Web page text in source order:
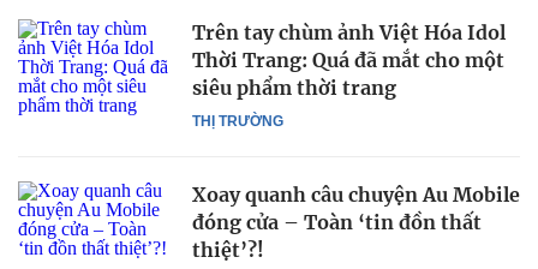
THỊ TRƯỜNG
Trên tay chùm ảnh Việt Hóa Idol
Thời Trang: Quá đã mắt cho một
siêu phẩm thời trang
Xoay quanh câu chuyện Au Mobile
đóng cửa – Toàn ‘tin đồn thất
thiệt’?!